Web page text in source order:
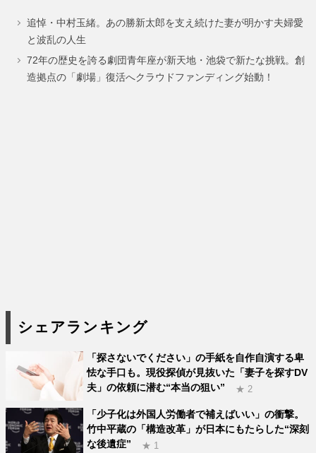
ー
ジ
ー
ジ
ー
ジ
追悼・中村玉緒。あの勝新太郎を支え続けた妻が明かす夫婦愛
と波乱の人生
72年の歴史を誇る劇団青年座が新天地・池袋で新たな挑戦。創
造拠点の「劇場」復活へクラウドファンディング始動！
シェアランキング
「探さないでください」の手紙を自作自演する卑
怯な手口も。現役探偵が見抜いた「妻子を探すDV
夫」の依頼に潜む“本当の狙い”
★ 2
「少子化は外国人労働者で補えばいい」の衝撃。
竹中平蔵の「構造改革」が日本にもたらした“深刻
な後遺症”
★ 1